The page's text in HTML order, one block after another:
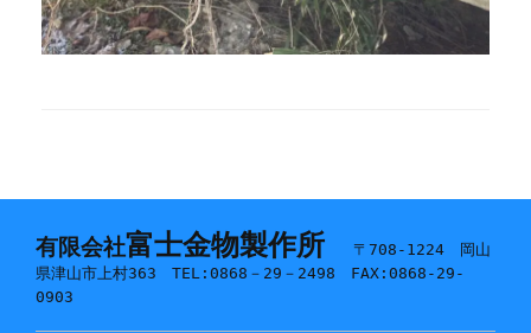
有限会社富士金物製作所
〒708-1224 岡山
県津山市上村363 TEL:0868－29－2498 FAX:0868-29-
0903